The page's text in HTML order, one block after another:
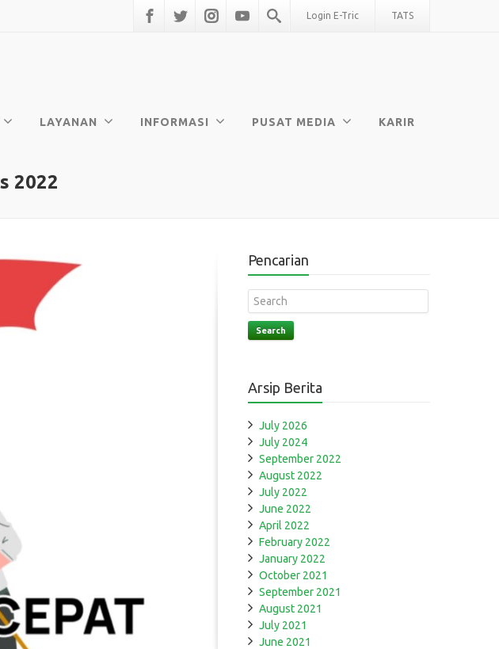
Login E-Tric TATS
LAYANAN INFORMASI PUSAT MEDIA KARIR
2022
Pencarian
Search
Arsip Berita
July 2026
July 2024
September 2022
August 2022
July 2022
June 2022
April 2022
February 2022
January 2022
October 2021
September 2021
August 2021
July 2021
June 2021